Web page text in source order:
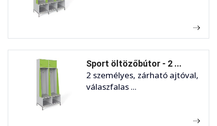
Sport öltözőbútor - 2 ...
2 személyes, zárható ajtóval,
válaszfalas ...